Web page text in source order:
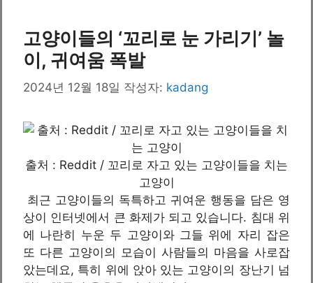
고양이들의 ‘꼬리로 눈 가리기’ 놀
이, 귀여움 폭발
2024년 12월 18일 작성자: kadang
출처 : Reddit / 꼬리로 자고 있는 고양이들을 치는
고양이
최근 고양이들의 독특하고 귀여운 행동을 담은 영
상이 인터넷에서 큰 화제가 되고 있습니다. 침대 위
에 나란히 누운 두 고양이와 그들 위에 자리 잡은
또 다른 고양이의 모습이 사람들의 마음을 사로잡
았는데요, 특히 위에 앉아 있는 고양이의 장난기 넘